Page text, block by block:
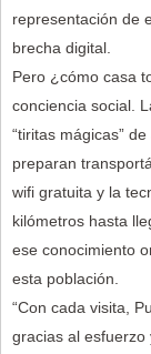
representación de
brecha digital.
Pero ¿cómo casa
conciencia social.
“tiritas mágicas”
preparan
wifi gratuita y la
kilómetros hasta
ese conocimiento
esta población.
“Con cada visita,
gracias al esfuerzo